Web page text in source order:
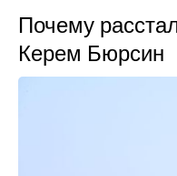
Почему
Керем Бюрсин